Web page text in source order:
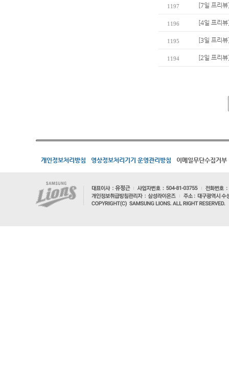
1197 [7일 프리
1196 [4일 프리
1195 [3일 프리
1194 [2일 프리
개인정보처리방침 영상정보처리기기 운영관리방침 이메일무단수집거부